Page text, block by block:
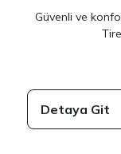
Güvenli ve
Detaya Git